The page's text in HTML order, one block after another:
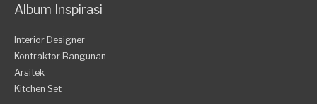
Album Inspirasi
Interior Designer
Kontraktor Bangunan
Arsitek
Kitchen Set